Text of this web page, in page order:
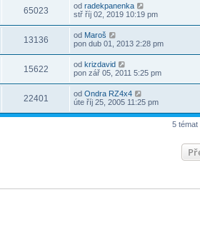
65023 od radekpanenka
stř říj 02, 2019 10:19 pm
13136 od Maroš
pon dub 01, 2013 2:28 pm
15622 od krizdavid
pon zář 05, 2011 5:25 pm
22401 od Ondra RZ4x4
úte říj 25, 2005 11:25 pm
5 témat